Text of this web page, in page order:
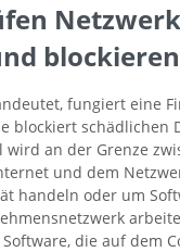
fungiert eine
blockiert schädlichen
wird an der Grenze
und dem
handeln oder um
die auf dem